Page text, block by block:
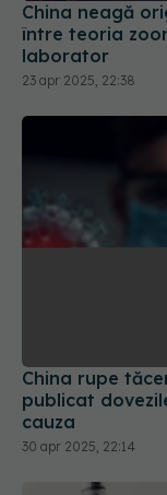
China neagă
între teoria
laborator
23 apr 2025, 22:38
China rupe
publicat
cauza
30 apr 2025, 22:14